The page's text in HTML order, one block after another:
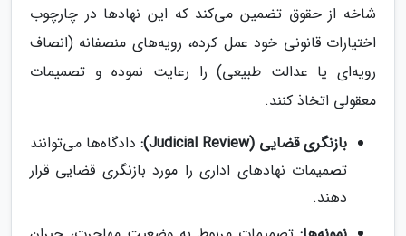
شاخه از حقوق تضمین می‌کند که این نهادها در چارچوب
اختیارات قانونی خود عمل کرده، رویه‌های منصفانه (انصاف
رویه‌ای یا عدالت طبیعی) را رعایت نموده و تصمیمات
معقولی اتخاذ کنند.
بازنگری قضایی (Judicial Review):
دادگاه‌ها می‌توانند
تصمیمات نهادهای اداری را مورد بازنگری قضایی قرار
دهند.